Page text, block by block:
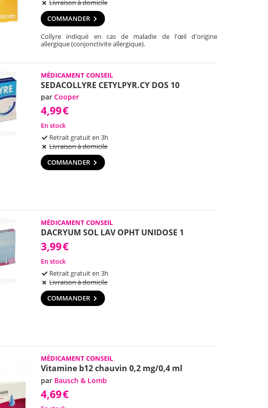
Livraison à domicile
COMMANDER
Collyre indiqué en cas de maladie de l'œil d'origine
allergique (conjonctivite allergique).
MÉDICAMENT CONSEIL
SEDACOLLYRE CETYLPYR.CY DOS 10
par Cooper
4,99€
En stock
Retrait gratuit en 3h
Livraison à domicile
COMMANDER
MÉDICAMENT CONSEIL
DACRYUM SOL LAV OPHT UNIDOSE 1
3,99€
En stock
Retrait gratuit en 3h
Livraison à domicile
COMMANDER
MÉDICAMENT CONSEIL
Vitamine b12 chauvin 0,2 mg/0,4 ml
par Bausch & Lomb
4,69€